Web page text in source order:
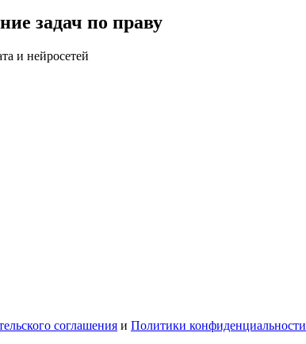
задач по праву
и нейросетей
соглашения и Политики конфиденциальности